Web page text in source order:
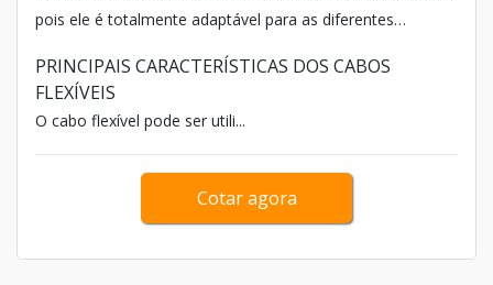
pois ele é totalmente adaptável para as diferentes
exigências das instalações de baixa tensão.
PRINCIPAIS CARACTERÍSTICAS DOS CABOS
FLEXÍVEIS
O cabo flexível pode ser utili...
Cotar agora